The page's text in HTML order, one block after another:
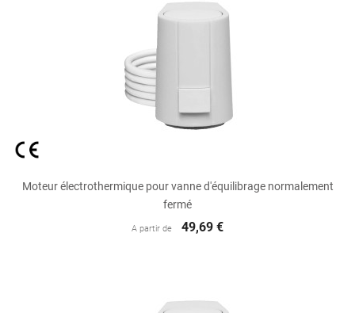
Moteur électrothermique pour vanne d'équilibrage normalement
fermé
A partir de 49,69 €